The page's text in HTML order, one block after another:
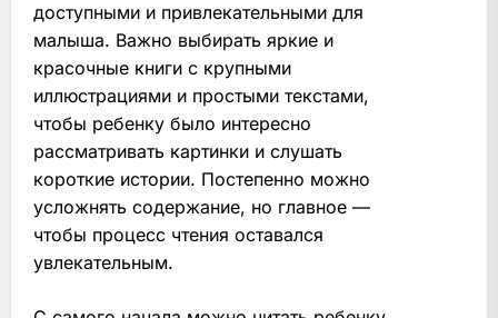
доступными и привлекательными для
малыша. Важно выбирать яркие и
красочные книги с крупными
иллюстрациями и простыми текстами,
чтобы ребенку было интересно
рассматривать картинки и слушать
короткие истории. Постепенно можно
усложнять содержание, но главное —
чтобы процесс чтения оставался
увлекательным.